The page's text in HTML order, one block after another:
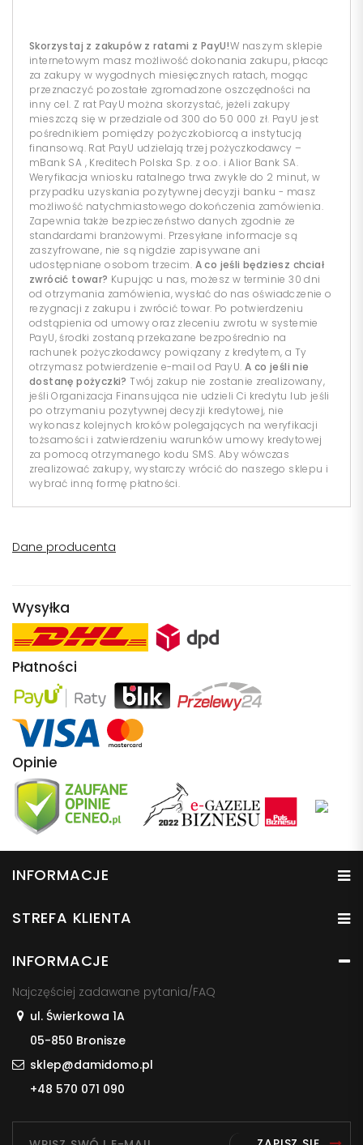
Skorzystaj z zakupów z ratami z PayU!W naszym sklepie
internetowym masz możliwość dokonania zakupu, płacąc
za zakupy w wygodnych miesięcznych ratach, mogąc
przeznaczyć pozostałe zgromadzone oszczędności na
inny cel. Z rat PayU można skorzystać, jeżeli zakupy
mieszczą się w przedziale od 300 do 50 000 zł. PayU jest
pośrednikiem pomiędzy pożyczkobiorcą a instytucją
finansową. Rat PayU udzielają trzej pożyczkodawcy –
mBank SA , Kreditech Polska Sp. z o.o. i Alior Bank SA.
Weryfikacja wniosku ratalnego trwa zwykle do 2 minut, w
przypadku uzyskania pozytywnej decyzji banku - masz
możliwość natychmiastowego dokończenia zamówienia.
Zapewnia także bezpieczeństwo danych zgodnie ze
standardami branżowymi. Przesyłane informacje są
zaszyfrowane, nie są nigdzie zapisywane ani
udostępniane osobom trzecim. A co jeśli będziesz chciał
zwrócić towar? Kupując u nas, możesz w terminie 30 dni
od otrzymania zamówienia, wysłać do nas oświadczenie o
rezygnacji z zakupu i zwrócić towar. Po potwierdzeniu
odstąpienia od umowy oraz zleceniu zwrotu w systemie
PayU, środki zostaną przekazane bezpośrednio na
rachunek pożyczkodawcy powiązany z kredytem, a Ty
otrzymasz potwierdzenie e-mail od PayU. A co jeśli nie
dostanę pożyczki? Twój zakup nie zostanie zrealizowany,
jeśli Organizacja Finansująca nie udzieli Ci kredytu lub jeśli
po otrzymaniu pozytywnej decyzji kredytowej, nie
wykonasz kolejnych kroków polegających na weryfikacji
tożsamości i zatwierdzeniu warunków umowy kredytowej
za pomocą otrzymanego kodu SMS. Aby wówczas
zrealizować zakupy, wystarczy wrócić do naszego sklepu i
wybrać inną formę płatności.
Dane producenta
Wysyłka
Płatności
Opinie
INFORMACJE
STREFA KLIENTA
INFORMACJE
Najczęściej zadawane pytania/FAQ
ul. Świerkowa 1A
05-850 Bronisze
sklep@damidomo.pl
+48 570 071 090